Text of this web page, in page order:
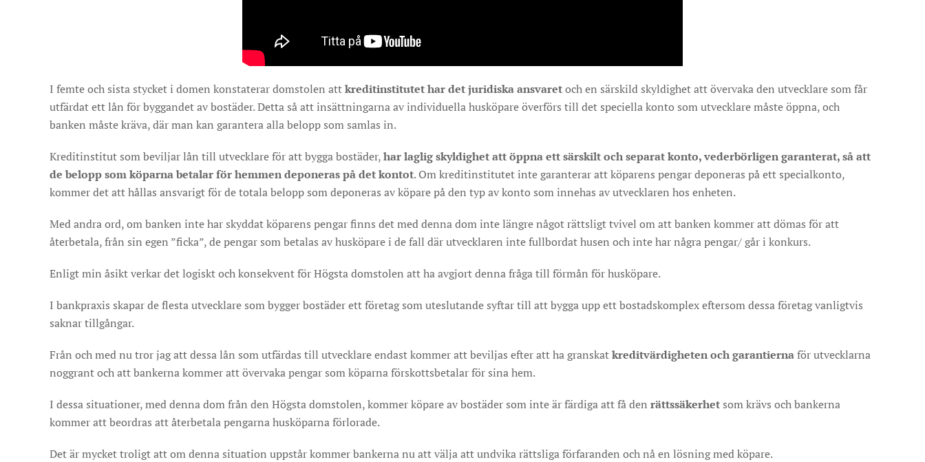
I femte och sista stycket i domen konstaterar domstolen attkreditinstitutet har det juridiska ansvaretoch en särskild skyldighet att övervaka den utvecklare som får
utfärdat ett lån för byggandet av bostäder. Detta så att insättningarna av individuella husköpare överförs till det speciella konto som utvecklare måste öppna, och
banken måste kräva, där man kan garantera alla belopp som samlas in.
Kreditinstitut som beviljar lån till utvecklare för att bygga bostäder,har laglig skyldighet att öppna ett särskilt och separat konto, vederbörligen garanterat, så att
de belopp som köparna betalar för hemmen deponeras på det kontot. Om kreditinstitutet inte garanterar att köparens pengar deponeras på ett specialkonto,
kommer det att hållas ansvarigt för de totala belopp som deponeras av köpare på den typ av konto som innehas av utvecklaren hos enheten.
Med andra ord, om banken inte har skyddat köparens pengar finns det med denna dom inte längre något rättsligt tvivel om att banken kommer att dömas för att
återbetala, från sin egen ”ficka”, de pengar som betalas av husköpare i de fall där utvecklaren inte fullbordat husen och inte har några pengar/ går i konkurs.
Enligt min åsikt verkar det logiskt och konsekvent för Högsta domstolen att ha avgjort denna fråga till förmån för husköpare.
I bankpraxis skapar de flesta utvecklare som bygger bostäder ett företag som uteslutande syftar till att bygga upp ett bostadskomplex eftersom dessa företag vanligtvis
saknar tillgångar.
Från och med nu tror jag att dessa lån som utfärdas till utvecklare endast kommer att beviljas efter att ha granskatkreditvärdigheten och garantiernaför utvecklarna
noggrant och att bankerna kommer att övervaka pengar som köparna förskottsbetalar för sina hem.
I dessa situationer, med denna dom från den Högsta domstolen, kommer köpare av bostäder som inte är färdiga att få den rättssäkerhet som krävs och bankerna
kommer att beordras att återbetala pengarna husköparna förlorade.
Det är mycket troligt att om denna situation uppstår kommer bankerna nu att välja att undvika rättsliga förfaranden och nå en lösning med köpare.